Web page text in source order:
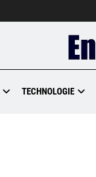
TECHNOLOGIE